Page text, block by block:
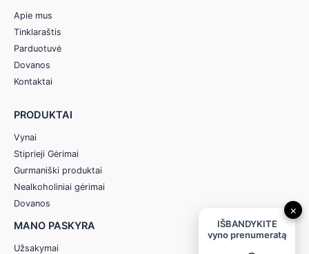
Apie mus
Tinklaraštis
Parduotuvė
Dovanos
Kontaktai
PRODUKTAI
Vynai
Stiprieji Gėrimai
Gurmaniški produktai
Nealkoholiniai gėrimai
Dovanos
MANO PASKYRA
Užsakymai
×
IŠBANDYKITE
vyno prenumeratą